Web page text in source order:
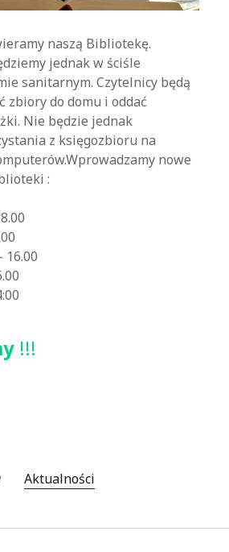
naszą Bibliotekę.
jednak w ściśle
sanitarnym. Czytelnicy będą
zbiory do domu i oddać
Nie będzie jednak
z księgozbioru na
nowe
:
16.00
!!!
Aktualności